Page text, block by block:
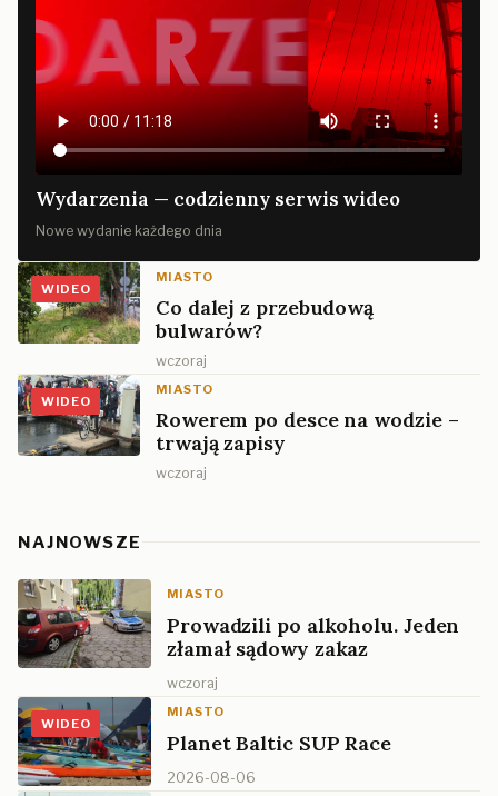
Wydarzenia — codzienny serwis wideo
Nowe wydanie każdego dnia
WIDEO
MIASTO
Co dalej z przebudową
bulwarów?
wczoraj
WIDEO
MIASTO
Rowerem po desce na wodzie –
trwają zapisy
wczoraj
NAJNOWSZE
MIASTO
Prowadzili po alkoholu. Jeden
złamał sądowy zakaz
wczoraj
WIDEO
MIASTO
Planet Baltic SUP Race
2026-08-06